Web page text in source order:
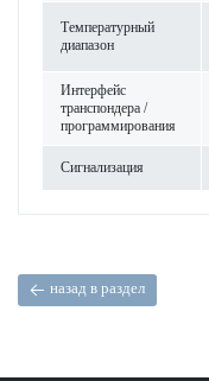
Темпер­ат­урный
диапазон
Интерфейс
транспондера /
программирования
Сигнал­изация
назад в раздел